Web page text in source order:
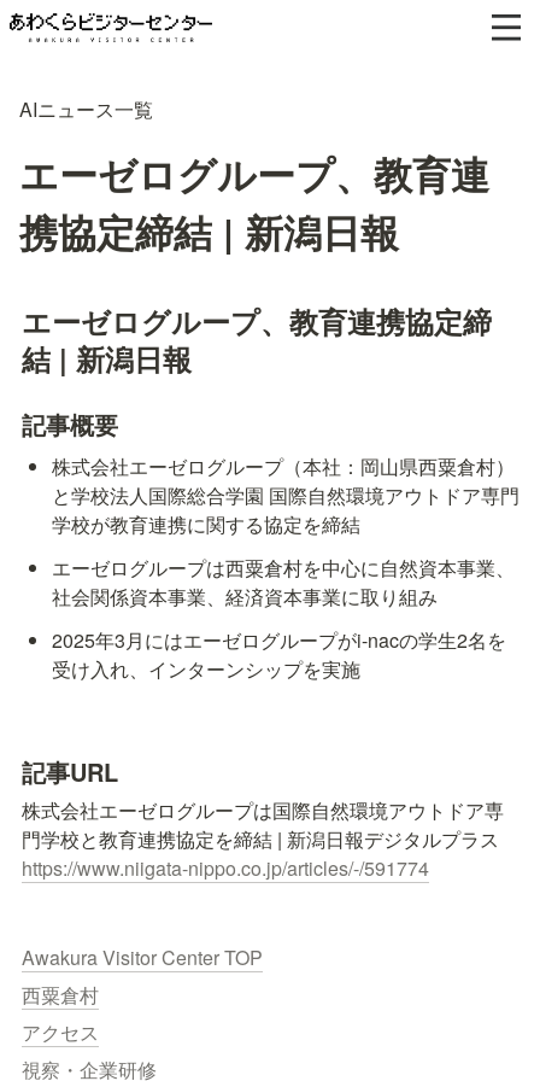
AIニュース一覧
エーゼログループ、教育連
携協定締結 | 新潟日報
エーゼログループ、教育連携協定締
結 | 新潟日報
記事概要
株式会社エーゼログループ（本社：岡山県西粟倉村）
と学校法人国際総合学園 国際自然環境アウトドア専門
学校が教育連携に関する協定を締結
エーゼログループは西粟倉村を中心に自然資本事業、
社会関係資本事業、経済資本事業に取り組み
2025年3月にはエーゼログループがi-nacの学生2名を
受け入れ、インターンシップを実施
記事URL
株式会社エーゼログループは国際自然環境アウトドア専
https://www.niigata-nippo.co.jp/articles/-/591774
Awakura Visitor Center TOP
西粟倉村
アクセス
視察・企業研修